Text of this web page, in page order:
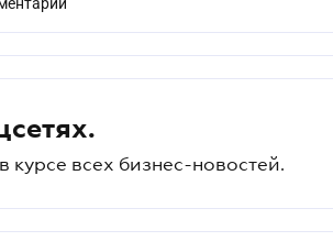
курсе всех бизнес-новостей.